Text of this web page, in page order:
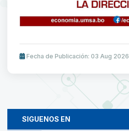
Fecha de Publicación: 03 Aug 2026
SIGUENOS EN